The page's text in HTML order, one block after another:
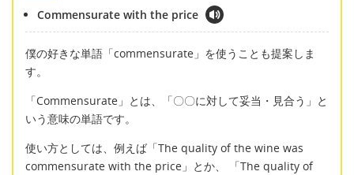
Commensurate with the price
僕の好きな単語「commensurate」を使うことも提案しま
す。
「Commensurate」とは、「〇〇に対して妥当・見合う」と
いう意味の単語です。
使い方としては、例えば「The quality of the wine was
commensurate with the price」とか、 「The quality of